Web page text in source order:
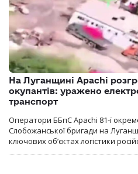
На Луганщині Apachi
окупантів: уражено
транспорт
Оператори ББпС Apachi 81-ї
Слобожанської бригади на
ключових об’єктах логістики